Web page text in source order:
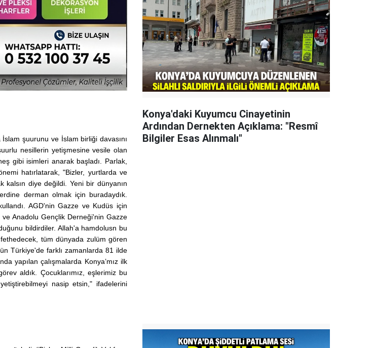
şuurunu ve İslam birliği davasını
nesillerin yetişmesine vesile olan
gibi isimleri anarak başladı. Parlak,
hatırlatarak, "Bizler, yurtlarda ve
kalsın diye değildi. Yeni bir dünyanın
derman olmak için buradaydık.
AGD'nin Gazze ve Kudüs için
ve Anadolu Gençlik Derneği'nin Gazze
bildirdiler. Allah'a hamdolusn bu
tüm dünyada zulüm gören
Türkiye'de farklı zamanlarda 81 ilde
yapılan çalışmalarda Konya’mız ilk
aldık. Çocuklarımız, eşlerimiz bu
nasip etsin," ifadelerini
Konya'daki Kuyumcu Cinayetinin
Ardından Dernekten Açıklama: "Resmî
Bilgiler Esas Alınmalı"